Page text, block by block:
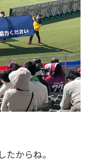
からね。